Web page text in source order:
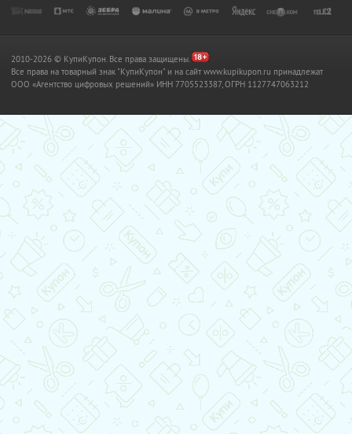
2010-2026 © КупиКупон. Все права защищены.
Все права на товарный знак "КупиКупон" и на сайт www.kupikupon.ru принадлежат
OOO «Агентство цифровых решений» ИНН 7705523387, ОГРН 1127747063212